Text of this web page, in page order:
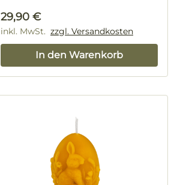
Regulärer Preis:
29,90 €
inkl. MwSt. zzgl. Versandkosten
In den Warenkorb